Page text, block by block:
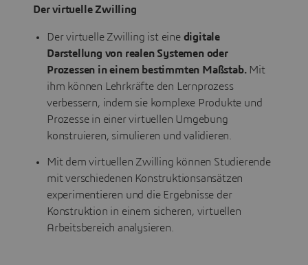
Der virtuelle Zwilling
Der virtuelle Zwilling ist eine digitale
Darstellung von realen Systemen oder
Prozessen in einem bestimmten Maßstab.Mit
ihm können Lehrkräfte den Lernprozess
verbessern, indem sie komplexe Produkte und
Prozesse in einer virtuellen Umgebung
konstruieren, simulieren und validieren.
Mit dem virtuellen Zwilling können Studierende
mit verschiedenen Konstruktionsansätzen
experimentieren und die Ergebnisse der
Konstruktion in einem sicheren, virtuellen
Arbeitsbereich analysieren.